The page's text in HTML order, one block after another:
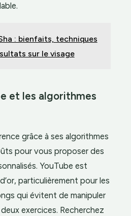
: bienfaits, techniques
sur le visage
et les algorithmes
grâce à ses algorithmes
pour vous proposer des
YouTube est
particulièrement pour les
qui évitent de manipuler
exercices. Recherchez